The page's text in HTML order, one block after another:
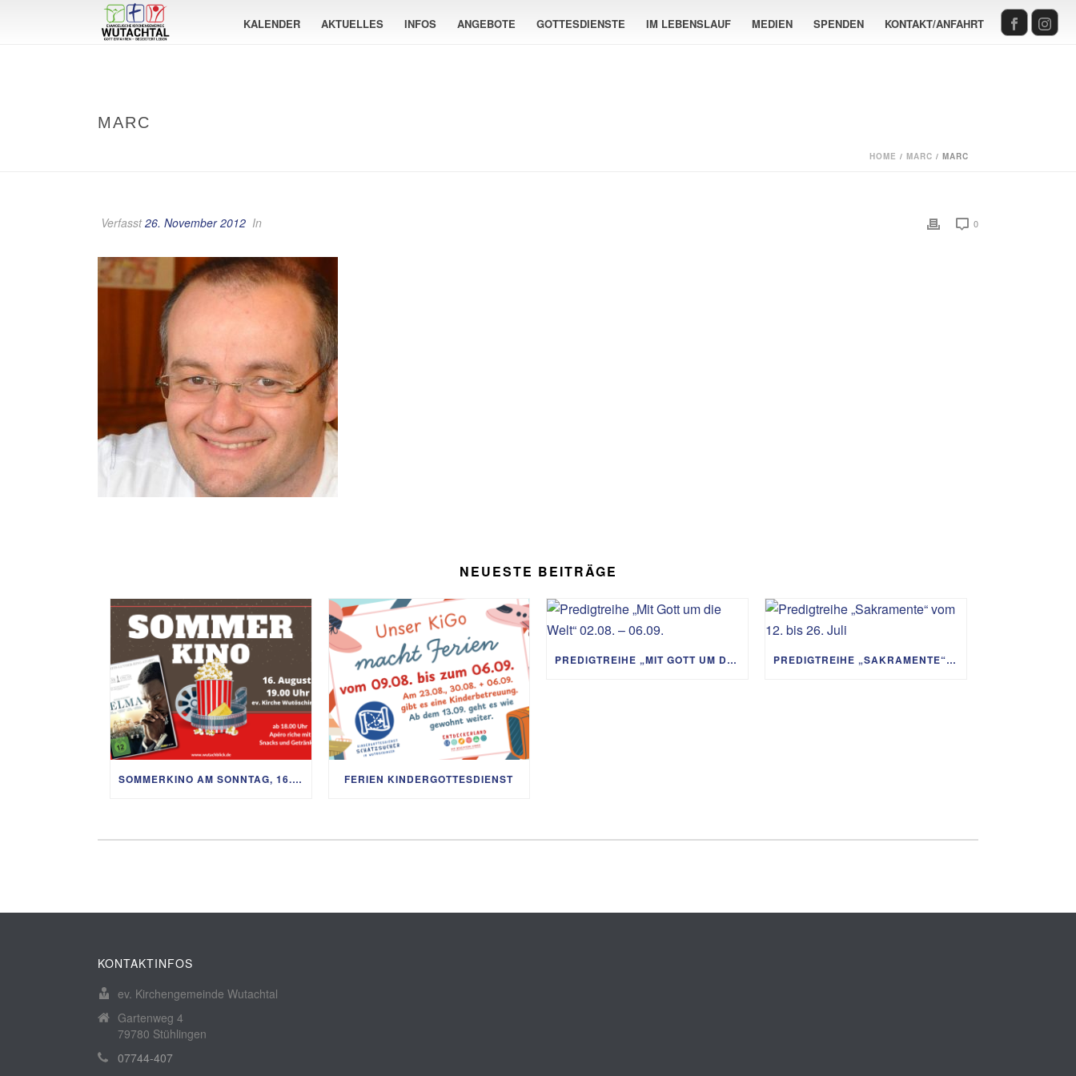
KALENDER AKTUELLES INFOS ANGEBOTE GOTTESDIENSTE IM LEBENSLAUF MEDIEN SPENDEN KONTAKT/ANFAHRT
MARC
HOME / MARC / MARC
Verfasst26. November 2012 In 0
NEUESTE BEITRÄGE
SOMMERKINO AM SONNTAG, 16. AUGUST FERIEN KINDERGOTTESDIENST
PREDIGTREIHE „MIT GOTT UM DIE WELT“ 02.08. – 06.09. PREDIGTREIHE „SAKRAMENTE“ VOM 12. BIS 26. JULI
KONTAKTINFOS
ev. Kirchengemeinde Wutachtal
Gartenweg 4
79780 Stühlingen
07744-407